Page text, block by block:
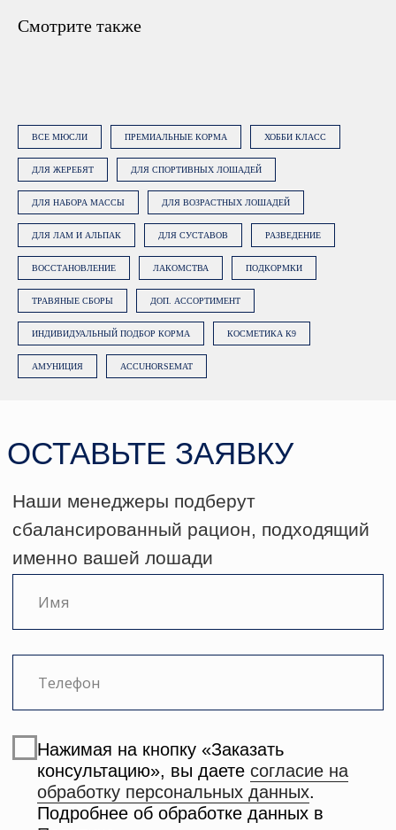
Смотрите также
ВСЕ МЮСЛИ ПРЕМИАЛЬНЫЕ КОРМА ХОББИ КЛАСС
ДЛЯ ЖЕРЕБЯТ ДЛЯ СПОРТИВНЫХ ЛОШАДЕЙ
ДЛЯ НАБОРА МАССЫ ДЛЯ ВОЗРАСТНЫХ ЛОШАДЕЙ
ДЛЯ ЛАМ И АЛЬПАК ДЛЯ СУСТАВОВ РАЗВЕДЕНИЕ
ВОССТАНОВЛЕНИЕ ЛАКОМСТВА ПОДКОРМКИ
ТРАВЯНЫЕ СБОРЫ ДОП. АССОРТИМЕНТ
ИНДИВИДУАЛЬНЫЙ ПОДБОР КОРМА КОСМЕТИКА К9
АМУНИЦИЯ ACCUHORSEMAT
именно вашей лошади
Нажимая на кнопку «Заказать
консультацию», вы даетесогласие на
обработку персональных данных.
Подробнее об обработке данных в
Политике.
ЗАКАЗАТЬ КОНСУЛЬТАЦИЮ